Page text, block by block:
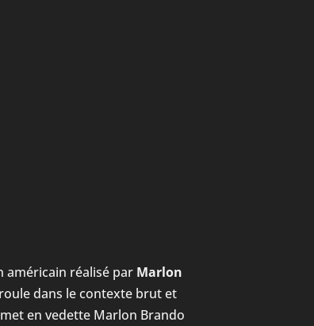
réalisé par Marlon
dans le contexte brut et
en vedette Marlon Brando